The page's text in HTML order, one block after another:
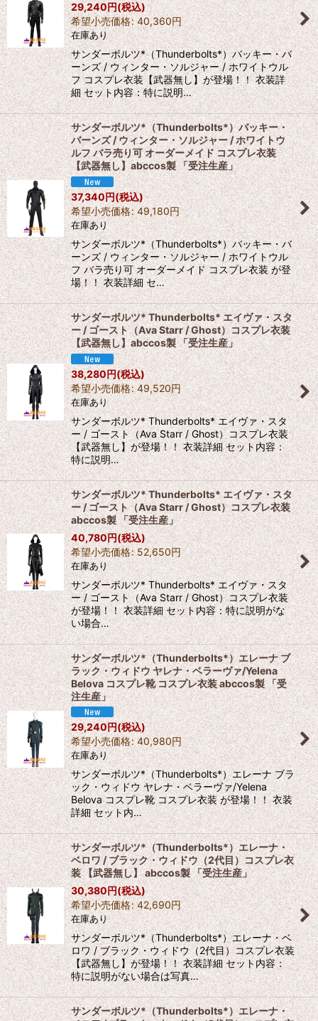
29,240円(税込)
希望小売価格: 40,360円
在庫あり
サンダーボルツ*（Thunderbolts*）バッキー・バ
ーンズ / ウィンター・ソルジャー / ホワイトウル
フ コスプレ衣装【武器無し】が登場！！ 衣装詳
細 セット内容：特に説明…
サンダーボルツ*（Thunderbolts*）バッキー・
バーンズ / ウィンター・ソルジャー / ホワイトウ
ルフ バラ売り可 オーダーメイド コスプレ衣装
【武器無し】abccos製 「受注生産」
37,340円(税込)
希望小売価格: 49,180円
在庫あり
サンダーボルツ*（Thunderbolts*）バッキー・バ
ーンズ / ウィンター・ソルジャー / ホワイトウル
フ バラ売り可 オーダーメイド コスプレ衣装 が登
場！！ 衣装詳細 セ…
サンダーボルツ* Thunderbolts* エイヴァ・スタ
ー / ゴースト（Ava Starr / Ghost）コスプレ衣装
【武器無し】abccos製 「受注生産」
38,280円(税込)
希望小売価格: 49,520円
在庫あり
サンダーボルツ* Thunderbolts* エイヴァ・スタ
ー / ゴースト（Ava Starr / Ghost）コスプレ衣装
【武器無し】が登場！！ 衣装詳細 セット内容：
特に説明…
サンダーボルツ* Thunderbolts* エイヴァ・スタ
ー / ゴースト（Ava Starr / Ghost）コスプレ衣装
abccos製 「受注生産」
40,780円(税込)
希望小売価格: 52,650円
在庫あり
サンダーボルツ* Thunderbolts* エイヴァ・スタ
ー / ゴースト（Ava Starr / Ghost）コスプレ衣装
が登場！！ 衣装詳細 セット内容：特に説明がな
い場合…
サンダーボルツ*（Thunderbolts*）エレーナ ブ
ラック・ウィドウ ヤレナ・ベラーヴァ/Yelena
Belova コスプレ靴 コスプレ衣装 abccos製 「受
注生産」
29,240円(税込)
希望小売価格: 40,980円
在庫あり
サンダーボルツ*（Thunderbolts*）エレーナ ブラ
ック・ウィドウ ヤレナ・ベラーヴァ/Yelena
Belova コスプレ靴 コスプレ衣装 が登場！！ 衣装
詳細 セット内…
サンダーボルツ*（Thunderbolts*）エレーナ・
ベロワ / ブラック・ウィドウ（2代目）コスプレ衣
装 【武器無し】 abccos製 「受注生産」
30,380円(税込)
希望小売価格: 42,690円
在庫あり
サンダーボルツ*（Thunderbolts*）エレーナ・ベ
ロワ / ブラック・ウィドウ（2代目）コスプレ衣装
【武器無し】が登場！！ 衣装詳細 セット内容：
特に説明がない場合は写真…
サンダーボルツ*（Thunderbolts*）エレーナ・